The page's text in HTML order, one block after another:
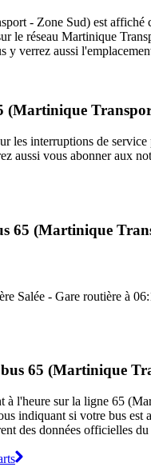
- Zone Sud) est affiché
le réseau Martinique
y verrez aussi
(Martinique
les interruptions de
aussi vous abonner aux
65 (Martinique
Salée - Gare routière à
65 (Martinique
à l'heure sur la ligne 65
indiquant si votre bus est
des données officielles